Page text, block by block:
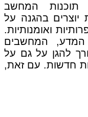
המחשב
יוצרים בהגנה על
ואומנותיות.
המדע, המחשבים
להגן על גם על
חדשות. עם זאת,